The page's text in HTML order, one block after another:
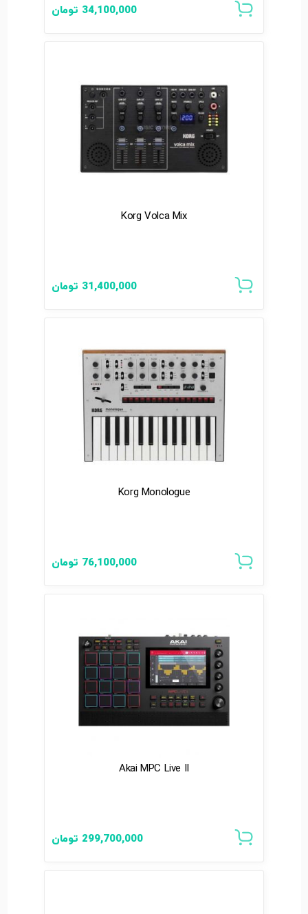
34,100,000 تومان
Korg Volca Mix
31,400,000 تومان
Korg Monologue
76,100,000 تومان
Akai MPC Live II
299,700,000 تومان